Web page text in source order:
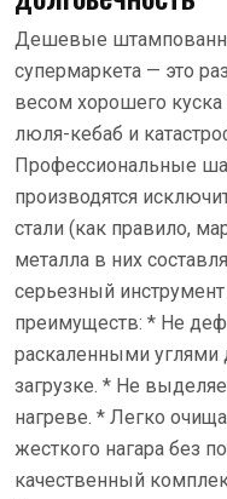
Дешевые
супермаркета — это
весом хорошего
люля-кебаб и
Профессиональные
производятся
стали (как правило,
металла в них
серьезный
преимуществ: * Не
раскаленными
загрузке. * Не
нагреве. * Легко
жесткого нагара без
качественный